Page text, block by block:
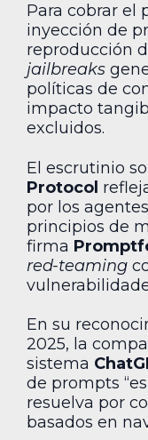
Para cobrar el
inyección de
reproducción
jailbreaks
políticas de
impacto
excluidos.
El escrutinio
Protocol
por los
principios de
firma
red-teaming
En su
2025, la
sistema
de prompts
resuelva por
basados en